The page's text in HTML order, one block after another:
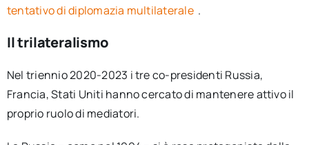
tentativo di diplomazia multilaterale .
Il trilateralismo
Nel triennio 2020-2023 i tre co-presidenti Russia,
Francia, Stati Uniti hanno cercato di mantenere attivo il
proprio ruolo di mediatori.